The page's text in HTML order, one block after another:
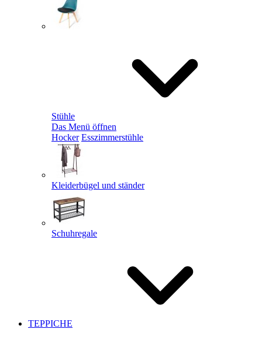
Stühle
Das Menü öffnen
Hocker Esszimmerstühle
Kleiderbügel und ständer
Schuhregale
TEPPICHE